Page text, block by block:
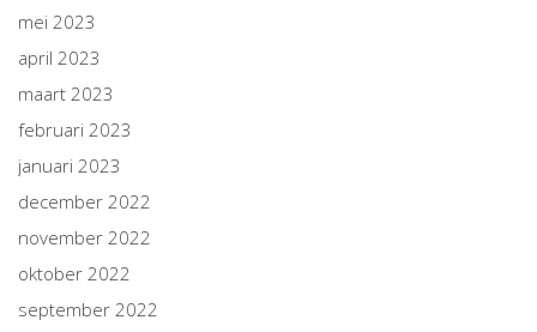
mei 2023
april 2023
maart 2023
februari 2023
januari 2023
december 2022
november 2022
oktober 2022
september 2022